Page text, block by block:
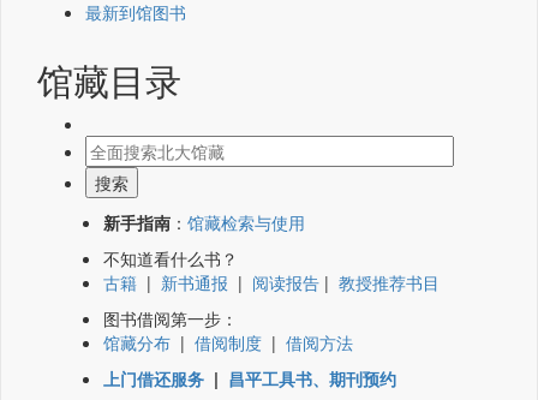
最新到馆图书
馆藏目录
新手指南 ： 馆藏检索与使用
不知道看什么书？
古籍 | 新书通报 | 阅读报告 | 教授推荐书目
图书借阅第一步：
馆藏分布 | 借阅制度 | 借阅方法
上门借还服务 | 昌平工具书、期刊预约